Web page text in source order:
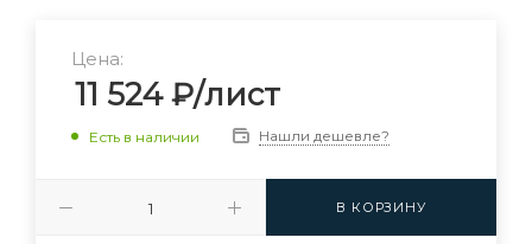
Цена:
11 524₽/лист
Есть в наличии Нашли дешевле?
В КОРЗИНУ